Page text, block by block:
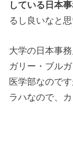
している日本
るし良いなと思
大学の日本事
ガリー・ブル
医学部なので
ラハなので、